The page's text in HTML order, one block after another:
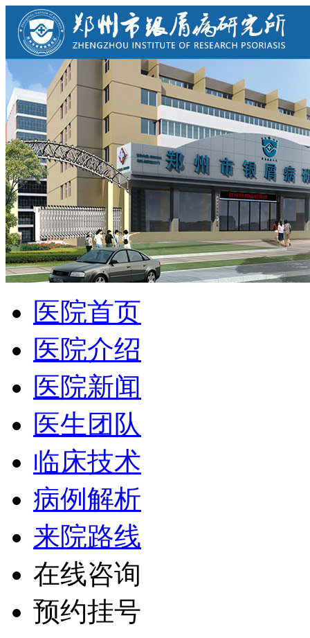
医院首页
医院介绍
医院新闻
医生团队
临床技术
病例解析
来院路线
在线咨询
预约挂号